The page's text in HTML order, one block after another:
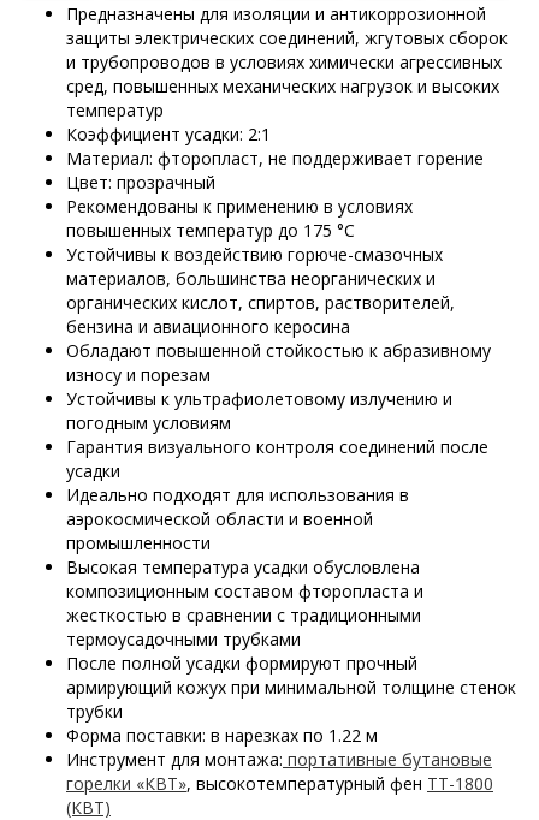
Предназначены для изоляции и антикоррозионной
защиты электрических соединений, жгутовых сборок
и трубопроводов в условиях химически агрессивных
сред, повышенных механических нагрузок и высоких
температур
Коэффициент усадки: 2:1
Материал: фторопласт, не поддерживает горение
Цвет: прозрачный
Рекомендованы к применению в условиях
повышенных температур до 175 °C
Устойчивы к воздействию горюче-смазочных
материалов, большинства неорганических и
органических кислот, спиртов, растворителей,
бензина и авиационного керосина
Обладают повышенной стойкостью к абразивному
износу и порезам
Устойчивы к ультрафиолетовому излучению и
погодным условиям
Гарантия визуального контроля соединений после
усадки
Идеально подходят для использования в
аэрокосмической области и военной
промышленности
Высокая температура усадки обусловлена
композиционным составом фторопласта и
жесткостью в сравнении с традиционными
термоусадочными трубками
После полной усадки формируют прочный
армирующий кожух при минимальной толщине стенок
трубки
Форма поставки: в нарезках по 1.22 м
Инструмент для монтажа: портативные бутановые
горелки «КВТ», высокотемпературный фен ТТ-1800
(КВТ)